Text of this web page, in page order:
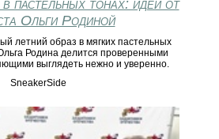
пастельных тонах: идеи от
Ольги Родиной
летний образ в мягких пастельных
Родина делится проверенными
выглядеть нежно и уверенно.
SneakerSide